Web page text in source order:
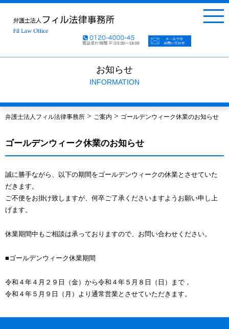
お知らせ
INFORMATION
弁護士法人フィル法律事務所 > ご案内 > ゴールデンウィーク休業のお知らせ
ゴールデンウィーク休業のお知らせ
誠に勝手ながら、以下の期間をゴールデンウィークの休業とさせていた
だきます。
ご不便をお掛け致しますが、何卒ご了承くださいますようお願い申し上
げます。
休業期間中もご相談は承っておりますので、お問い合わせください。
■ゴールデンウィーク休業期間
令和４年４月２９日（金）から令和４年５月８日（日）まで，
令和４年５月９日（月）より通常営業とさせていただきます。